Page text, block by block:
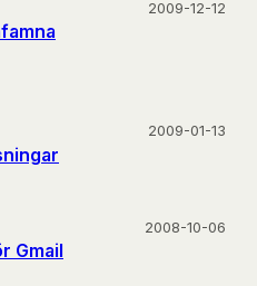
2009-12-12
2009-01-13
Gmail
2008-10-06